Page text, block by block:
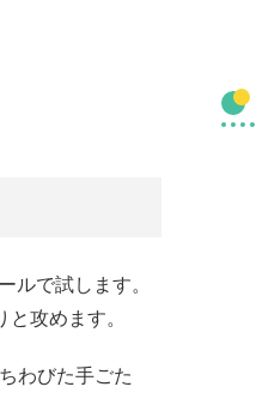
ルで試します。
攻めます。
わびた手ごた